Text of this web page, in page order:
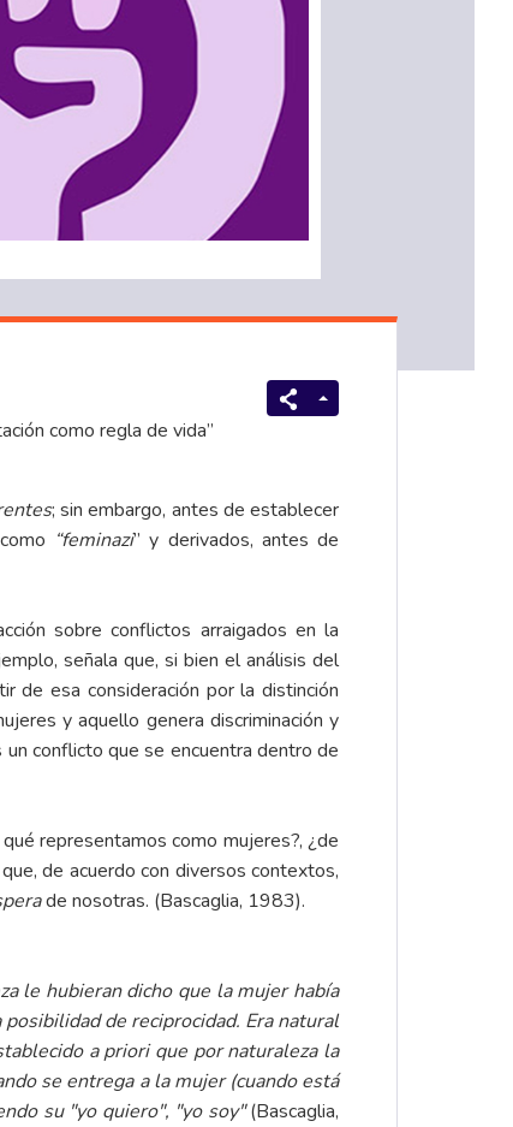
como regla de vida”
; sin embargo, antes de establecer
“feminazi” y derivados, antes de
sobre conflictos arraigados en la
señala que, si bien el análisis del
de esa consideración por la distinción
y aquello genera discriminación y
conflicto que se encuentra dentro de
representamos como mujeres?, ¿de
de acuerdo con diversos contextos,
de nosotras. (Bascaglia, 1983).
le hubieran dicho que la mujer había
de reciprocidad. Era natural
a priori que por naturaleza la
se entrega a la mujer (cuando está
su "yo quiero", "yo soy"(Bascaglia,